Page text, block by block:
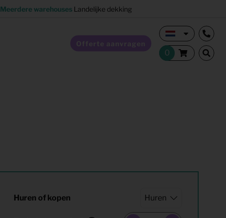
Meerdere warehouses Landelijke dekking
Offerte aanvragen
Studentenhuisvesting
Co-living
Huren of kopen